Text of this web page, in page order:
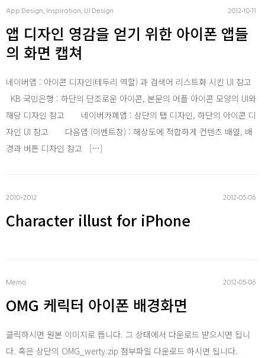
SQL
Word Press
App Design, Inspiration, UI Design 2012‧10‧11
앱 디자인 영감을 얻기 위한 아이폰 앱들
의 화면 캡쳐
네이버앱 : 아이콘 디자인(테두리 역할) 과 검색어 리스트화 시킨 UI 참고
KB 국민은행 : 하단의 단조로운 아이콘, 본문의 어플 아이콘 모양의 UI와
해당 디자인 참고 네이버카페앱 : 상단의 탭 디자인, 하단의 아이콘 디
자인 UI 참고 다음앱 (이벤트창) : 해상도에 적합하게 컨텐츠 배열, 배
경과 버튼 디자인 참고 […]
2010-2012 2012‧05‧06
Character illust for iPhone
Memo 2012‧05‧06
OMG 케릭터 아이폰 배경화면
클릭하시면 원본 이미지로 뜹니다. 그 상태에서 다운로드 받으시면 됩니
다. 혹은 상단의 OMG_werty.zip 첨부파일 다운로드 하시면 됩니다.